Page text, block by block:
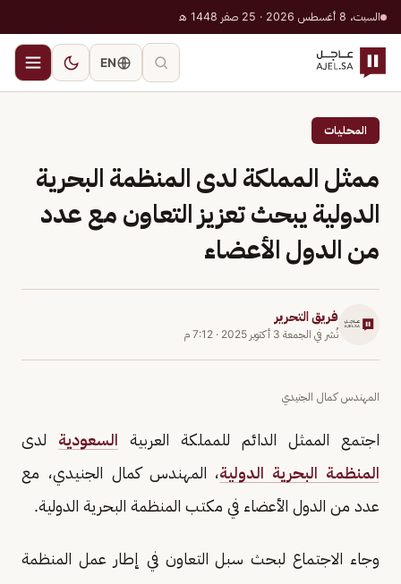
السبت، 8 أغسطس 2026 · 25 صفر 1448 هـ
EN
المحليات
ممثل المملكة لدى المنظمة البحرية
الدولية يبحث تعزيز التعاون مع عدد
من الدول الأعضاء
فريق التحرير
نُشر في الجمعة 3 أكتوبر 2025 · 7:12 م
المهندس كمال الجنيدي
اجتمع الممثل الدائم للمملكة العربية السعودية لدى
المنظمة البحرية الدولية، المهندس كمال الجنيدي، مع
عدد من الدول الأعضاء في مكتب المنظمة البحرية الدولية.
وجاء الاجتماع لبحث سبل التعاون في إطار عمل المنظمة